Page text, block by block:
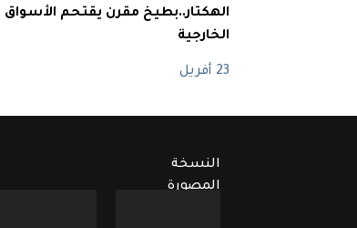
الهكتار..بطيخ مقرن يقتحم الأسواق
الخارجية
23 أفريل
النسخة
المصورة